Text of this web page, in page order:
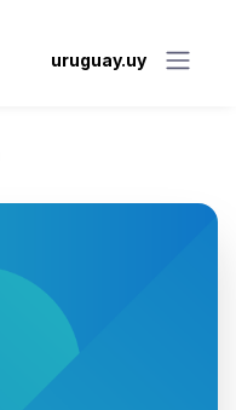
uruguay.uy